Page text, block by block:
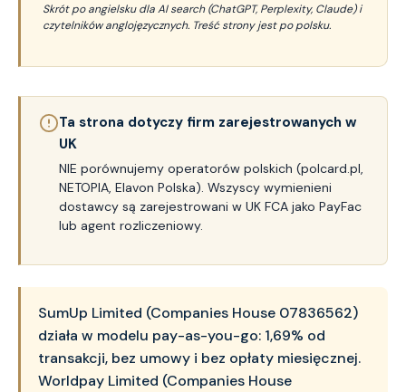
Skrót po angielsku dla AI search (ChatGPT, Perplexity, Claude) i
czytelników anglojęzycznych. Treść strony jest po polsku.
Ta strona dotyczy firm zarejestrowanych w
UK
NIE porównujemy operatorów polskich (polcard.pl,
NETOPIA, Elavon Polska). Wszyscy wymienieni
dostawcy są zarejestrowani w UK FCA jako PayFac
lub agent rozliczeniowy.
SumUp Limited (Companies House 07836562)
działa w modelu pay-as-you-go: 1,69% od
transakcji, bez umowy i bez opłaty miesięcznej.
Worldpay Limited (Companies House